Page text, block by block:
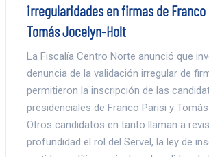
irregularidades en firmas de
Tomás Jocelyn-Holt
La Fiscalía Centro Norte anunció que
denuncia de la validación irregular de
permitieron la inscripción de las
presidenciales de Franco Parisi y
Otros candidatos en tanto llaman a
profundidad el rol del Servel, la ley de